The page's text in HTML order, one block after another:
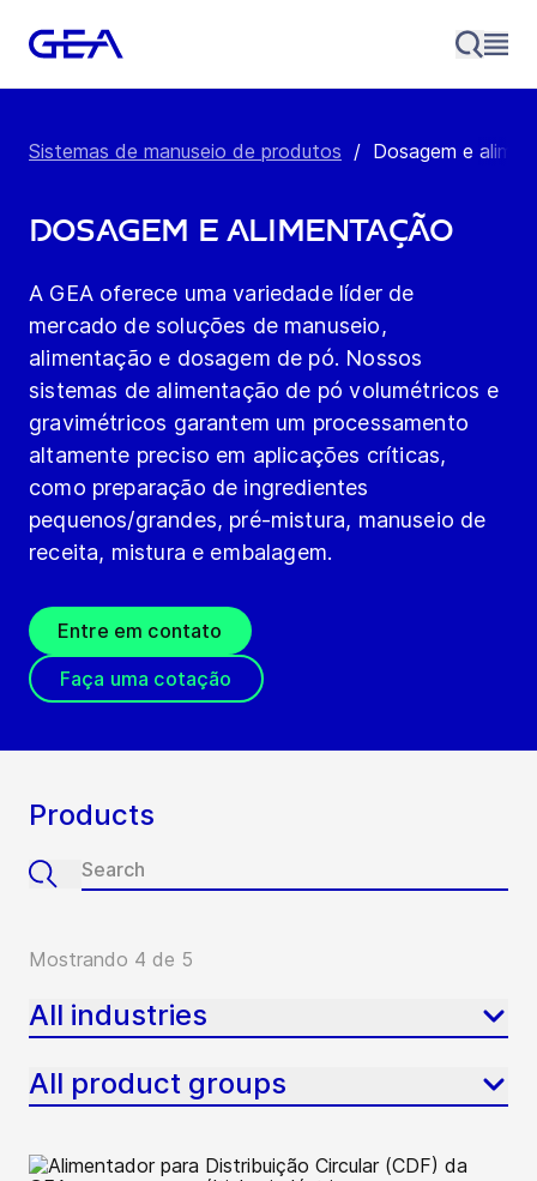
Sistemas de manuseio de produtos / Dosagem e
Dosagem e alimentação
A GEA oferece uma variedade líder de
mercado de soluções de manuseio,
alimentação e dosagem de pó. Nossos
sistemas de alimentação de pó volumétricos e
gravimétricos garantem um processamento
altamente preciso em aplicações críticas,
como preparação de ingredientes
pequenos/grandes, pré-mistura, manuseio de
receita, mistura e embalagem.
Entre em contato
Faça uma cotação
Products
Mostrando 4 de 5
All industries
All product groups